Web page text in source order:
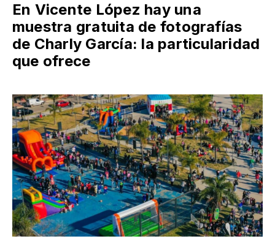
En Vicente López hay una
muestra gratuita de fotografías
de Charly García: la particularidad
que ofrece